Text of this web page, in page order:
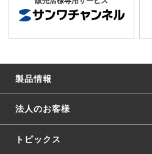
製品情報
法人のお客様
トピックス